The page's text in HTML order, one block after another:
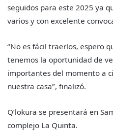
seguidos para este 2025 ya
varios y con excelente
“No es fácil traerlos, espero
tenemos la oportunidad de
importantes del momento a
nuestra casa”, finalizó.
Q’lokura se presentará en
complejo La Quinta.